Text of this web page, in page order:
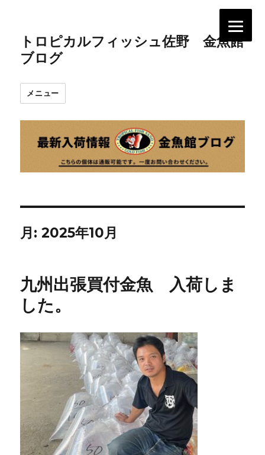
トロピカルフィッシュ佐野 金魚館
ブログ
メニュー
月:2025年10月
九州出張買付金魚 入荷しま
した。